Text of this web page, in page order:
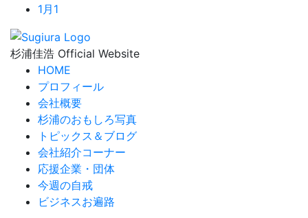
1月 1
杉浦佳浩 Official Website
HOME
プロフィール
会社概要
杉浦のおもしろ写真
トピックス＆ブログ
会社紹介コーナー
応援企業・団体
今週の自戒
ビジネスお遍路